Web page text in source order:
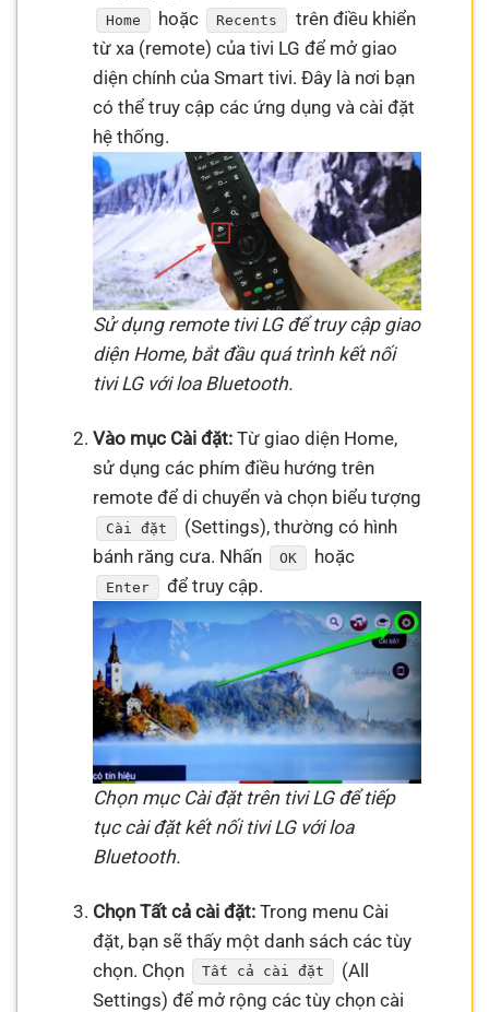
Home hoặc Recents
trên điều khiển
từ xa (remote) của tivi LG để mở giao
diện chính của Smart tivi. Đây là nơi bạn
có thể truy cập các ứng dụng và cài đặt
hệ thống.
Sử dụng remote tivi LG để truy cập giao
diện Home, bắt đầu quá trình kết nối
tivi LG với loa Bluetooth.
Vào mục Cài đặt:Từ giao diện Home,
sử dụng các phím điều hướng trên
remote để di chuyển và chọn biểu tượng
Cài đặt
(Settings), thường có hình
bánh răng cưa. Nhấn
OK hoặc
Enter để truy cập.
Chọn mục Cài đặt trên tivi LG để tiếp
tục cài đặt kết nối tivi LG với loa
Bluetooth.
Chọn Tất cả cài đặt:Trong menu Cài
đặt, bạn sẽ thấy một danh sách các tùy
chọn. Chọn
Tất cả cài đặt
(All
Settings) để mở rộng các tùy chọn cài